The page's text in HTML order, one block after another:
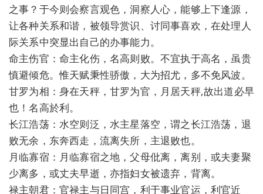
之事？于今则会察言观色，洞察人心，能够上下逢源，
让各种关系和谐，被领导赏识、讨同事喜欢，在处理人
际关系中突显出自己的办事能力。
命主伤官：命主化伤，名高则败。不宜执于高名，虽贵
慎避倾危。惟天赋秉性骄傲，大为招尤，多不免风波。
甘罗为相：身在天秤，甘罗为官，月居天秤,故出道必早
也！名高於利。
长江浩荡：水空则泛，水主星落空，谓之长江浩荡，退
败无余，东奔西走，流离失所，主退败也。
月临寡宿：月临寡宿之地，父母仳离，离别，或夫妻聚
少离多，或丈夫早逝，亦指妇女被遗弃，背离。
禄主朝君：官禄主与日同宫，利于事业官运，利官近